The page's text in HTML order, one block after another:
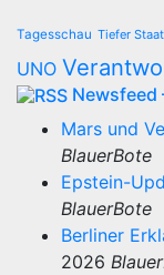
Tagesschau Tiefer Staat
UNO
Newsfeed
Mars und
BlauerBote
Epstein-
BlauerBote
Berliner
2026